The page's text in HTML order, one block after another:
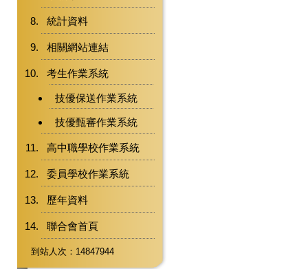
統計資料
相關網站連結
考生作業系統
技優保送作業系統
技優甄審作業系統
高中職學校作業系統
委員學校作業系統
歷年資料
聯合會首頁
到站人次：14847944